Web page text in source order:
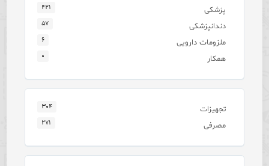
پزشکی ۴۲۱
دندانپزشکی ۵۷
ملزومات دارویی ۶
همکار ۰
تجهیزات ۳۰۴
مصرفی ۲۷۱